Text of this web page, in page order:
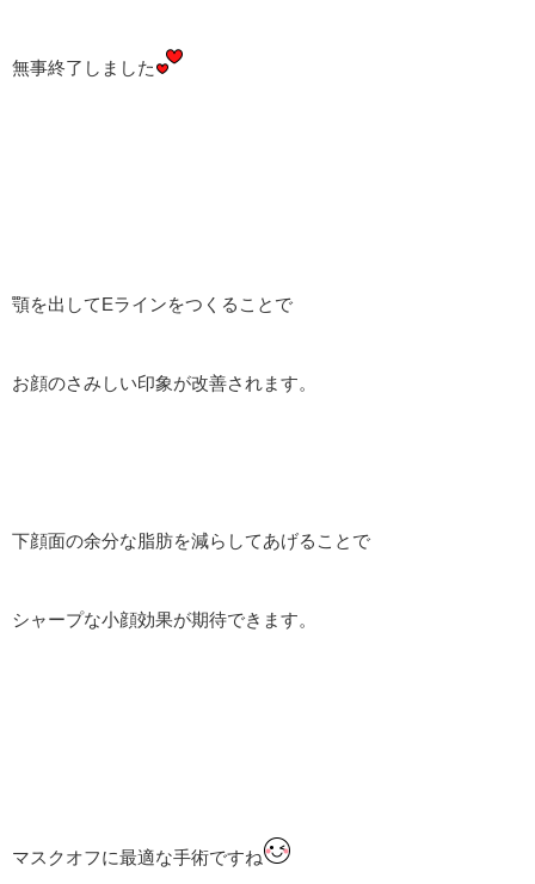
無事終了しました
顎を出してEラインをつくることで
お顔のさみしい印象が改善されます。
下顔面の余分な脂肪を減らしてあげることで
シャープな小顔効果が期待できます。
マスクオフに最適な手術ですね